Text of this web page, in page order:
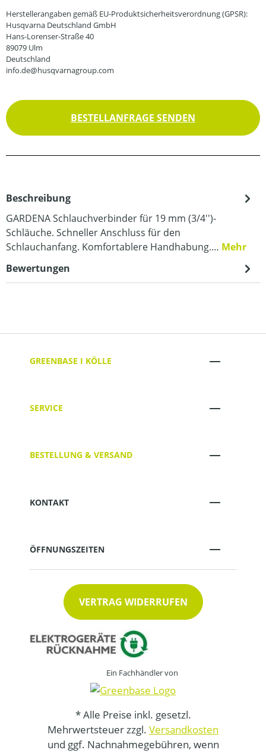
Herstellerangaben gemäß EU-Produktsicherheitsverordnung (GPSR):
Husqvarna Deutschland GmbH
Hans-Lorenser-Straße 40
89079 Ulm
Deutschland
info.de@husqvarnagroup.com
BESTELLANFRAGE SENDEN
Beschreibung
GARDENA Schlauchverbinder für 19 mm (3/4'')-
Schläuche. Schneller Anschluss für den
Schlauchanfang. Komfortablere Handhabung.… Mehr
Bewertungen
GREENBASE I KÖLLE
SERVICE
BESTELLUNG & VERSAND
KONTAKT
ÖFFNUNGSZEITEN
VERTRAG WIDERRUFEN
Ein Fachhändler von
* Alle Preise inkl. gesetzl.
Mehrwertsteuer zzgl. Versandkosten
und ggf. Nachnahmegebühren, wenn